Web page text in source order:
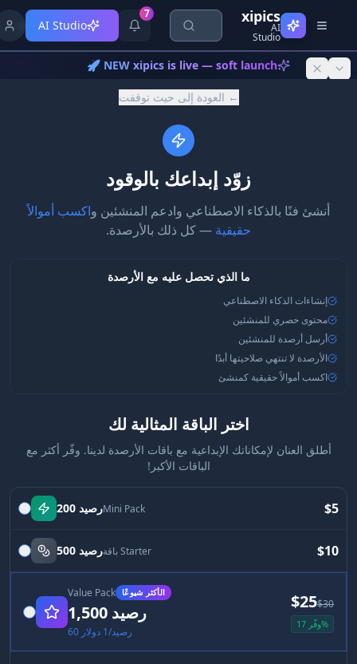
Skip to
xipics
AI
Studio
7
AI Studio
NEW xipics is live — soft launch 🚀
← العودة إلى حيث توقفت
زوّد إبداعك بالوقود
أنشئ فنًا بالذكاء الاصطناعي وادعم المنشئين و اكسب أموالاً
حقيقية— كل ذلك بالأرصدة.
ما الذي تحصل عليه مع الأرصدة
إنشاءات الذكاء الاصطناعي
محتوى حصري للمنشئين
أرسل أرصدة للمنشئين
الأرصدة لا تنتهي صلاحيتها أبدًا
اكسب أموالاً حقيقية كمنشئ
اختر الباقة المثالية لك
أطلق العنان لإمكاناتك الإبداعية مع باقات الأرصدة لدينا. وفّر أكثر مع
الباقات الأكبر!
200 رصيدMini Pack $5
500 رصيد باقة Starter $10
Value Pack الأكثر شيوعًا
1,500 رصيد
60 رصيد/1 دولار
$25$30
وفّر 17%